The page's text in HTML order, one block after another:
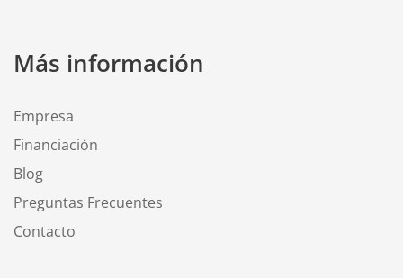
Más información
Empresa
Financiación
Blog
Preguntas Frecuentes
Contacto